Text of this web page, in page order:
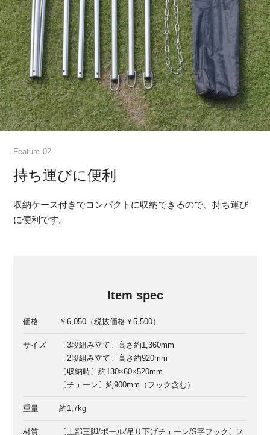
Feature
持ち運びに便利
収納ケース付きでコンパクトに収納できるので、持ち運び
に便利です。
Item spec
価格 ￥6,050（税抜価格￥5,500）
サイズ
〔3段組み立て〕高さ約1,360mm
〔2段組み立て〕高さ約920mm
〔収納時〕約130×60×520mm
〔チェーン〕約900mm（フック含む）
重量 約1,7kg
材質 〔上部三脚/ポール/吊り下げチェーン/S字フック〕ス